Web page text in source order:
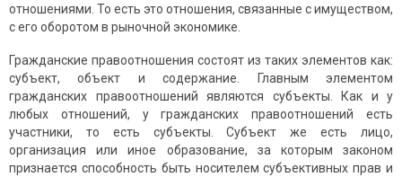
отношениями. То есть это отношения, связанные с имуществом,
с его оборотом в рыночной экономике.
Гражданские правоотношения состоят из таких элементов как:
субъект, объект и содержание. Главным элементом
гражданских правоотношений являются субъекты. Как и у
любых отношений, у гражданских правоотношений есть
участники, то есть субъекты. Субъект же есть лицо,
организация или иное образование, за которым законом
признается способность быть носителем субъективных прав и